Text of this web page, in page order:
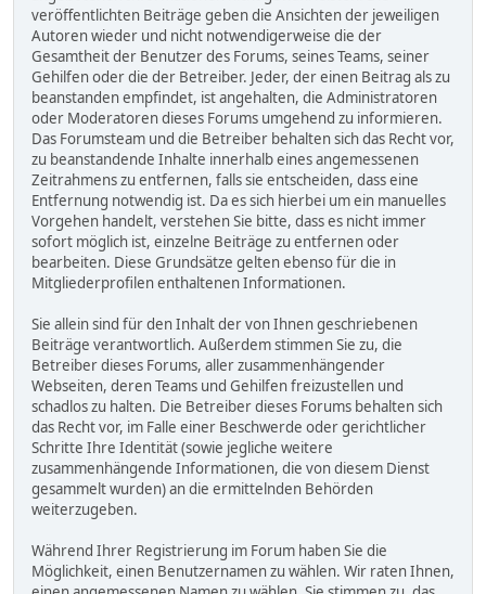
veröffentlichten Beiträge geben die Ansichten der jeweiligen
Autoren wieder und nicht notwendigerweise die der
Gesamtheit der Benutzer des Forums, seines Teams, seiner
Gehilfen oder die der Betreiber. Jeder, der einen Beitrag als zu
beanstanden empfindet, ist angehalten, die Administratoren
oder Moderatoren dieses Forums umgehend zu informieren.
Das Forumsteam und die Betreiber behalten sich das Recht vor,
zu beanstandende Inhalte innerhalb eines angemessenen
Zeitrahmens zu entfernen, falls sie entscheiden, dass eine
Entfernung notwendig ist. Da es sich hierbei um ein manuelles
Vorgehen handelt, verstehen Sie bitte, dass es nicht immer
sofort möglich ist, einzelne Beiträge zu entfernen oder
bearbeiten. Diese Grundsätze gelten ebenso für die in
Mitgliederprofilen enthaltenen Informationen.
Sie allein sind für den Inhalt der von Ihnen geschriebenen
Beiträge verantwortlich. Außerdem stimmen Sie zu, die
Betreiber dieses Forums, aller zusammenhängender
Webseiten, deren Teams und Gehilfen freizustellen und
schadlos zu halten. Die Betreiber dieses Forums behalten sich
das Recht vor, im Falle einer Beschwerde oder gerichtlicher
Schritte Ihre Identität (sowie jegliche weitere
zusammenhängende Informationen, die von diesem Dienst
gesammelt wurden) an die ermittelnden Behörden
weiterzugeben.
Während Ihrer Registrierung im Forum haben Sie die
Möglichkeit, einen Benutzernamen zu wählen. Wir raten Ihnen,